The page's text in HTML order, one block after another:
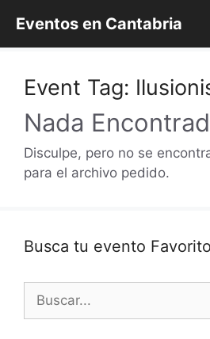
contenido
Eventos en Cantabria
Event Tag:
Nada
Disculpe, pero no se
para el archivo pedido.
Busca tu evento Favorito
Buscar: